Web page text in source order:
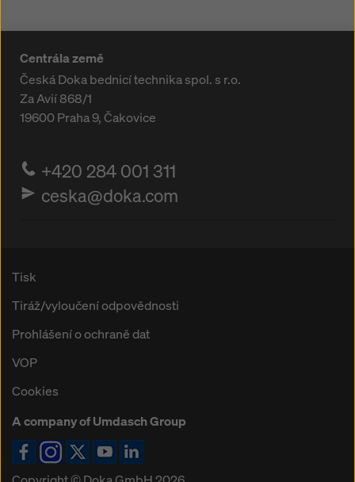
Centrála země
Česká Doka bednicí technika spol. s r.o.
Za Avií 868/1
19600Praha 9, Čakovice
+420 284 001 311
ceska@doka.com
Tisk
Tiráž/vyloučení odpovědnosti
Prohlášení o ochraně dat
VOP
Cookies
A company of Umdasch Group
Ikona Facebook
Ikona Instagram
Ikona XIkona YouTube
Ikona LinkedIn